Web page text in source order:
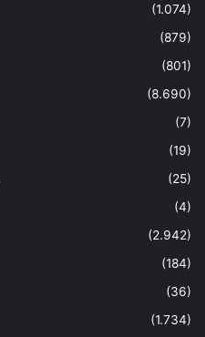
(1.074)
(879)
(801)
(8.690)
(7)
(19)
(25)
(4)
(2.942)
(184)
(36)
(1.734)